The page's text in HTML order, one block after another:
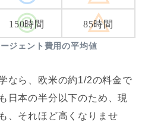
150時間 85時間
ジェント費用の平均値
なら、欧米の約1/2の料金で
日本の半分以下のため、現
、それほど高くなりませ